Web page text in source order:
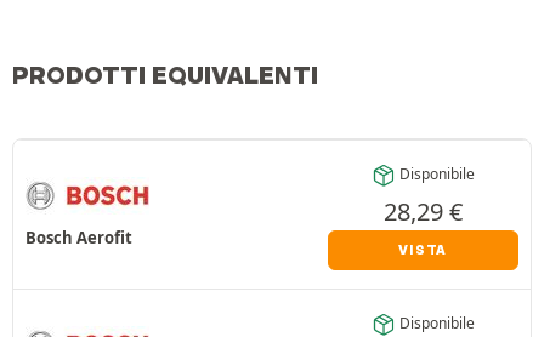
PRODOTTI EQUIVALENTI
Bosch Aerofit
Disponibile
28,29€
VISTA
Disponibile